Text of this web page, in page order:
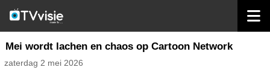
inhoud belgië
Mei wordt lachen en chaos op Cartoon Network
zaterdag 2 mei 2026